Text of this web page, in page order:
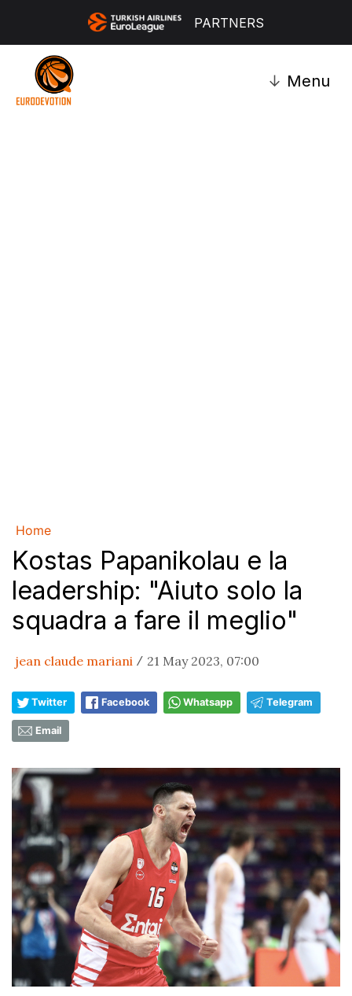
PARTNERS
↓ Menu
Home
Kostas Papanikolau e la
leadership: "Aiuto solo la
squadra a fare il meglio"
jean claude mariani / 21 May 2023, 07:00
Twitter Facebook Whatsapp Telegram
Email